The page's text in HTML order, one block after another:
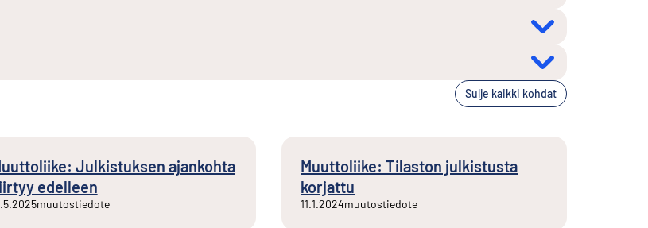
Sulje kaikki kohdat
Julkistuksen ajankohta
edelleen
muutostiedote
Muuttoliike: Tilaston julkistusta
korjattu
11.1.2024muutostiedote